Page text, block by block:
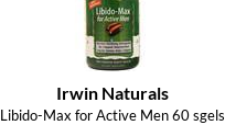
Irwin Naturals
Libido-Max for Active Men 60 sgels